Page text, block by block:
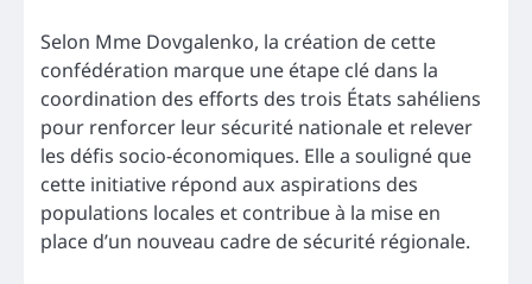
Selon Mme Dovgalenko, la création de cette
confédération marque une étape clé dans la
coordination des efforts des trois États sahéliens
pour renforcer leur sécurité nationale et relever
les défis socio-économiques. Elle a souligné que
cette initiative répond aux aspirations des
populations locales et contribue à la mise en
place d’un nouveau cadre de sécurité régionale.